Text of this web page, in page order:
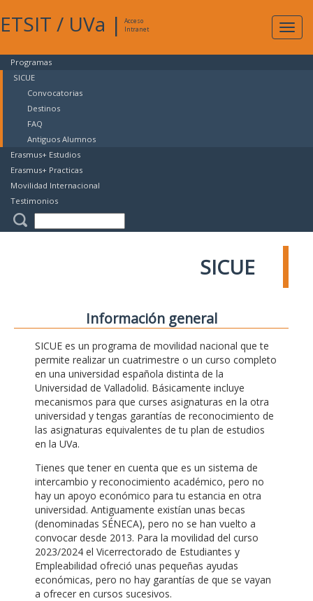
ETSIT / UVa |
Acceso
Intranet
Programas
SICUE
Convocatorias
Destinos
FAQ
Antiguos Alumnos
Erasmus+ Estudios
Erasmus+ Practicas
Movilidad Internacional
Testimonios
SICUE
Información general
SICUE es un programa de movilidad nacional que te
permite realizar un cuatrimestre o un curso completo
en una universidad española distinta de la
Universidad de Valladolid. Básicamente incluye
mecanismos para que curses asignaturas en la otra
universidad y tengas garantías de reconocimiento de
las asignaturas equivalentes de tu plan de estudios
en la UVa.
Tienes que tener en cuenta que es un sistema de
intercambio y reconocimiento académico, pero no
hay un apoyo económico para tu estancia en otra
universidad. Antiguamente existían unas becas
(denominadas SÉNECA), pero no se han vuelto a
convocar desde 2013. Para la movilidad del curso
2023/2024 el Vicerrectorado de Estudiantes y
Empleabilidad ofreció unas pequeñas ayudas
económicas, pero no hay garantías de que se vayan
a ofrecer en cursos sucesivos.